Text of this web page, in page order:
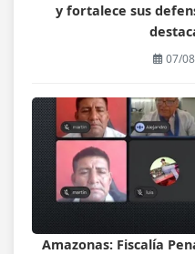
y fortalece sus
07/
Amazonas: Fiscalía